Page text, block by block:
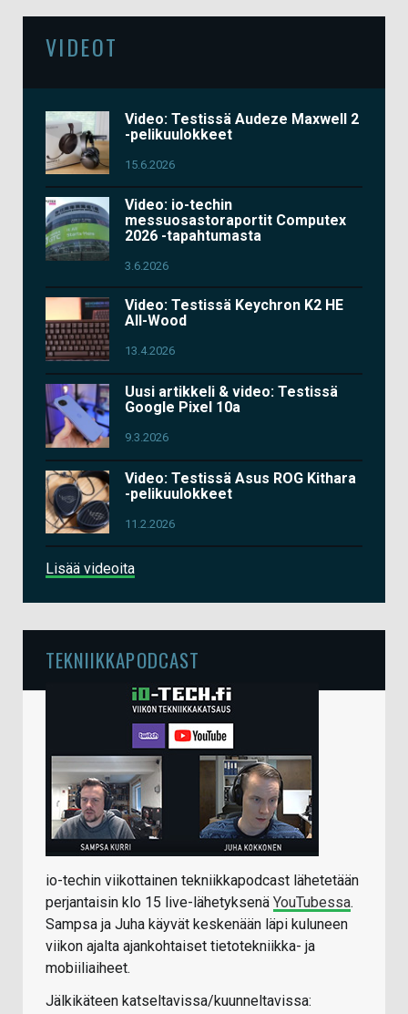
VIDEOT
Video: Testissä Audeze Maxwell 2
-pelikuulokkeet
15.6.2026
Video: io-techin
messuosastoraportit Computex
2026 -tapahtumasta
3.6.2026
Video: Testissä Keychron K2 HE
All-Wood
13.4.2026
Uusi artikkeli & video: Testissä
Google Pixel 10a
9.3.2026
Video: Testissä Asus ROG Kithara
-pelikuulokkeet
11.2.2026
Lisää videoita
TEKNIIKKAPODCAST
io-techin viikottainen tekniikkapodcast lähetetään
perjantaisin klo 15 live-lähetyksenä YouTubessa.
Sampsa ja Juha käyvät keskenään läpi kuluneen
viikon ajalta ajankohtaiset tietotekniikka- ja
mobiiliaiheet.
Jälkikäteen katseltavissa/kuunneltavissa: